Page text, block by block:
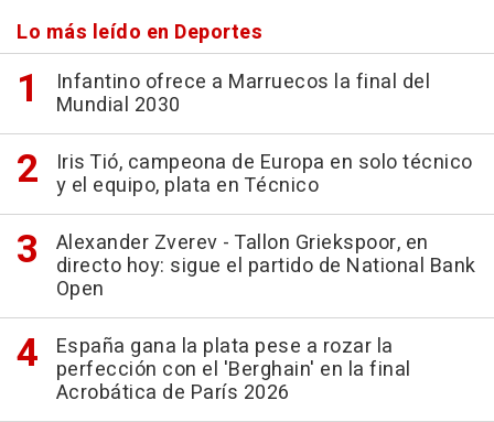
Lo más leído en Deportes
Infantino ofrece a Marruecos la final del
Mundial 2030
Iris Tió, campeona de Europa en solo técnico
y el equipo, plata en Técnico
Alexander Zverev - Tallon Griekspoor, en
directo hoy: sigue el partido de National Bank
Open
España gana la plata pese a rozar la
perfección con el 'Berghain' en la final
Acrobática de París 2026